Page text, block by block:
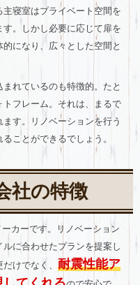
寝室はプライベート空間を
。しかし必要に応じて扉を
になり、広々とした空間と
れているのも特徴的。たと
フレーム。それは、まるで
す。リノベーションを行う
ことができるでしょう。
社の特徴
カーです。リノベーション
に合わせたプランを提案し
けでなく、 耐震性能ア